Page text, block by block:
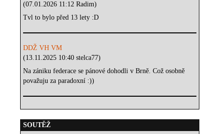
(07.01.2026 11:12 Radim)
Tvl to bylo před 13 lety :D
DDŽ VH VM
(13.11.2025 10:40 stelca77)
Na zániku federace se pánové dohodli v Brně. Což osobně
považuju za paradoxní :))
SOUTĚŽ